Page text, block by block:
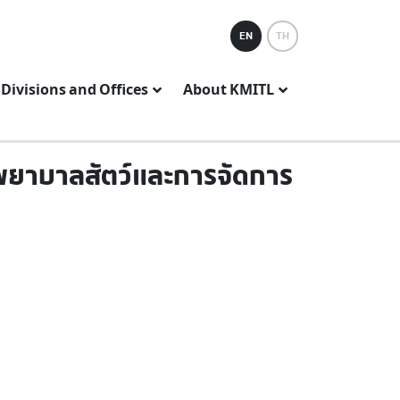
EN TH
and Offices About KMITL
าบาลสัตว์และการจัดการ